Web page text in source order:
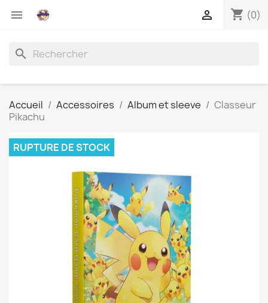
 shopping_cart (0)

search
Accueil Accessoires Album et sleeve
Classeur
Pikachu
RUPTURE DE STOCK